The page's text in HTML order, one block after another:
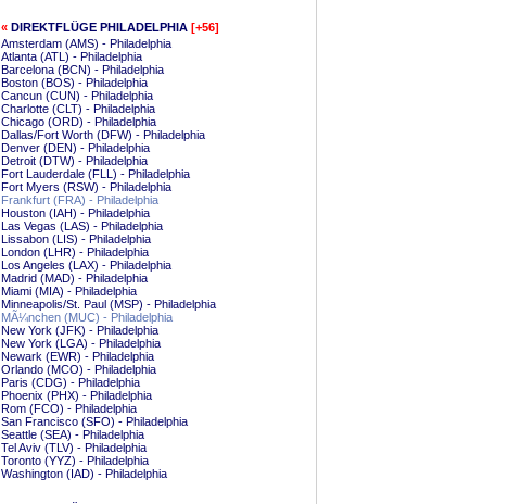
« DIREKTFLÜGE PHILADELPHIA [+56]
Amsterdam (AMS) - Philadelphia
Atlanta (ATL) - Philadelphia
Barcelona (BCN) - Philadelphia
Boston (BOS) - Philadelphia
Cancun (CUN) - Philadelphia
Charlotte (CLT) - Philadelphia
Chicago (ORD) - Philadelphia
Dallas/Fort Worth (DFW) - Philadelphia
Denver (DEN) - Philadelphia
Detroit (DTW) - Philadelphia
Fort Lauderdale (FLL) - Philadelphia
Fort Myers (RSW) - Philadelphia
Frankfurt (FRA) - Philadelphia
Houston (IAH) - Philadelphia
Las Vegas (LAS) - Philadelphia
Lissabon (LIS) - Philadelphia
London (LHR) - Philadelphia
Los Angeles (LAX) - Philadelphia
Madrid (MAD) - Philadelphia
Miami (MIA) - Philadelphia
Minneapolis/St. Paul (MSP) - Philadelphia
MÃ¼nchen (MUC) - Philadelphia
New York (JFK) - Philadelphia
New York (LGA) - Philadelphia
Newark (EWR) - Philadelphia
Orlando (MCO) - Philadelphia
Paris (CDG) - Philadelphia
Phoenix (PHX) - Philadelphia
Rom (FCO) - Philadelphia
San Francisco (SFO) - Philadelphia
Seattle (SEA) - Philadelphia
Tel Aviv (TLV) - Philadelphia
Toronto (YYZ) - Philadelphia
Washington (IAD) - Philadelphia